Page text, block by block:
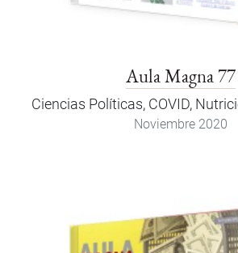
Aula Magna 77
Ciencias Políticas, COVID,
Noviembre 2020